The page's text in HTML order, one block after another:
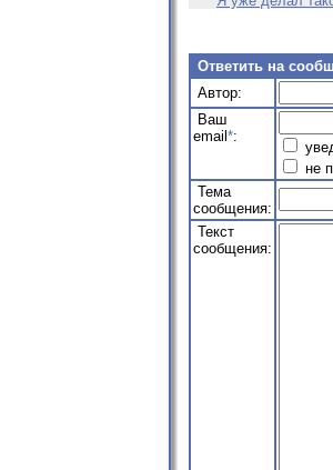
Ответить на
Автор:
Ваш
email *:
не
Тема
сообщения:
Текст
сообщения: